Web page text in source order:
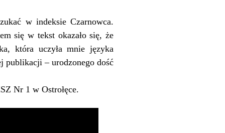
w indeksie Czarnowca.
się w tekst okazało się, że
która uczyła mnie języka
publikacji – urodzonego dość
Nr 1 w Ostrołęce.